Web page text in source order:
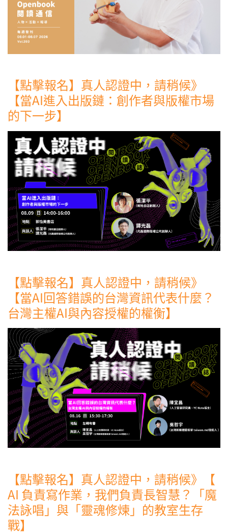
【點擊報名】真人認證中，請稍候》
【當AI進入出版鏈：創作者與版權市場
的下一步】
【點擊報名】真人認證中，請稍候》
【當AI回答錯誤的台灣資訊代表什麼？
台灣主權AI與內容授權的權衡】
【點擊報名】真人認證中，請稍候》【
AI 負責寫作業，我們負責長智慧？「魔
法詠唱」與「靈魂修煉」的教室生存
戰】